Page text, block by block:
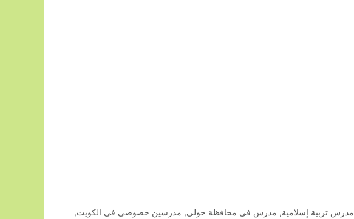
مدرس تربية إسلامية, مدرس في محافظة حولي, مدرسين خصوصي في الكويت,